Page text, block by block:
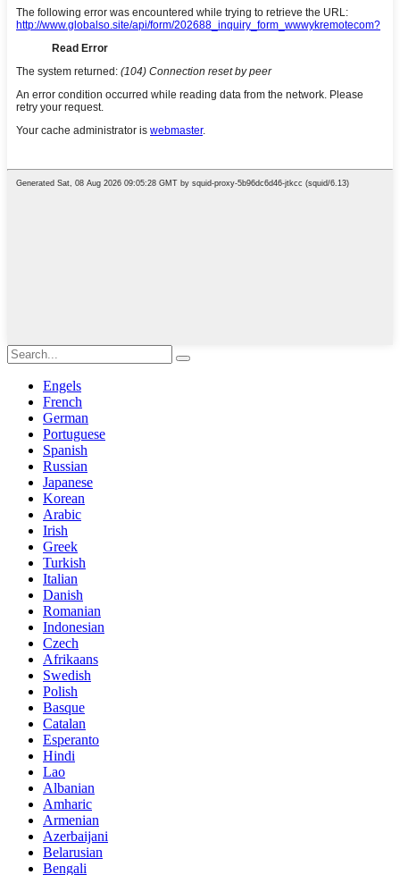
Engels
French
German
Portuguese
Spanish
Russian
Japanese
Korean
Arabic
Irish
Greek
Turkish
Italian
Danish
Romanian
Indonesian
Czech
Afrikaans
Swedish
Polish
Basque
Catalan
Esperanto
Hindi
Lao
Albanian
Amharic
Armenian
Azerbaijani
Belarusian
Bengali